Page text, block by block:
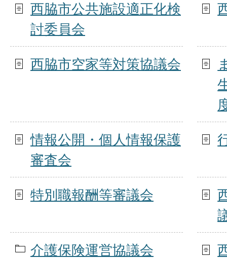
西脇市公共施設適正化検
討委員会
西脇市空家等対策協議会
情報公開・個人情報保護
審査会
特別職報酬等審議会
介護保険運営協議会